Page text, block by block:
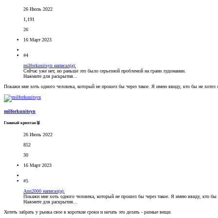
26 Июль 2022
1,191
26
16 Март 2023
#4
milforkunitsyn написал(а):
Сейчас уже нет, но раньше это было серьезной проблемой на грани лудомании.
Нажмите для раскрытия...
Покажи мне хоть одного человека, который не прошел бы через такое. Я имею ввиду, кто бы не хотел
milforkunitsyn
Главный криптан🥉
26 Июль 2022
852
30
16 Март 2023
#5
Ann2000 написал(а):
Покажи мне хоть одного человека, который не прошел бы через такое. Я имею ввиду, кто бы
Нажмите для раскрытия...
Хотеть забрать у рынка свое в короткие сроки и начать это делать - разные вещи.